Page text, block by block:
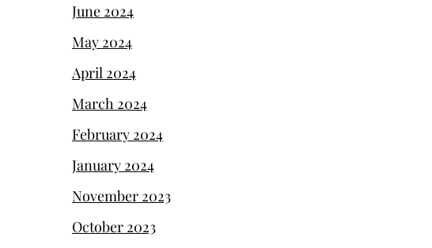
June 2024
May 2024
April 2024
March 2024
February 2024
January 2024
November 2023
October 2023